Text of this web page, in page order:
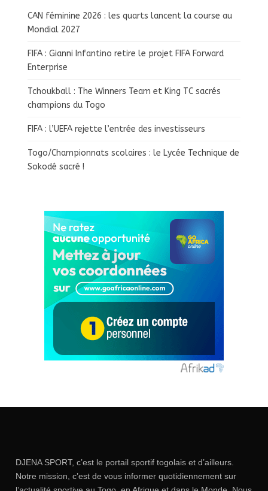
CAN féminine 2026 : les quarts lancent la course au
Mondial 2027
FIFA : Gianni Infantino retire le projet FIFA Forward
Enterprise
Tchoukball : The Winners Team et King TC sacrés
champions du Togo
FIFA : l’UEFA rejette l’entrée des investisseurs
Togo/Championnats scolaires : le Lycée Technique de
Sokodé sacré !
DJENA SPORT, c’est le portail sportif togolais et d’ailleurs.
Notre mission, c’est de vous informer quotidiennement sur